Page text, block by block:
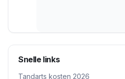
Snelle links
Tandarts kosten 2026